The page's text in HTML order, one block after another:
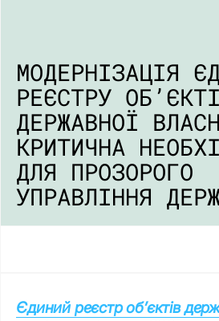
МОДЕРНІЗАЦІЯ
РЕЄСТРУ
ДЕРЖАВНОЇ
КРИТИЧНА
ДЛЯ ПРОЗОРОГО
УПРАВЛІННЯ
Єдиний реєстр об’єктів